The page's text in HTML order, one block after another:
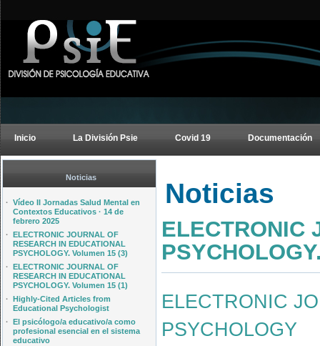
Inicio La División Psie Covid 19 Documentación
Noticias
· Vídeo II Jornadas Salud Mental en
Contextos Educativos · 14 de
febrero 2025
· ELECTRONIC JOURNAL OF
RESEARCH IN EDUCATIONAL
PSYCHOLOGY. Volumen 15 (3)
· ELECTRONIC JOURNAL OF
RESEARCH IN EDUCATIONAL
PSYCHOLOGY. Volumen 15 (1)
· Highly-Cited Articles from
Educational Psychologist
· El psicólogo/a educativo/a como
profesional esencial en el sistema
educativo
Noticias
ELECTRONIC
ELECTRONIC
PSYCHOLOGY